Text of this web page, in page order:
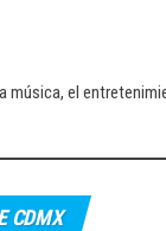
música, el
CDMX